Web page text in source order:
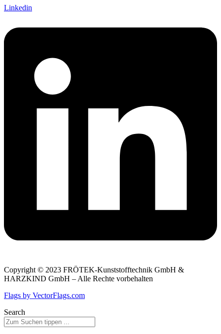
Linkedin
Copyright © 2023 FRÖTEK-Kunststofftechnik GmbH &
HARZKIND GmbH – Alle Rechte vorbehalten
Flags by VectorFlags.com
Search